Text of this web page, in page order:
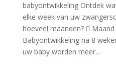
babyontwikkeling Ontdek
elke week van uw
hoeveel maanden? 
Babyontwikkeling na 8
uw baby worden meer...